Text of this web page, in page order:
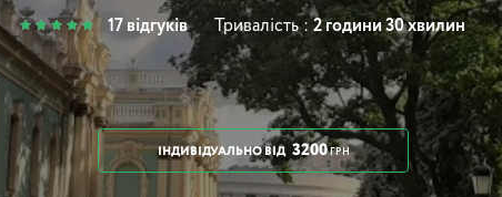
17 відгуків Тривалість :2 години 30 хвилин
ІНДИВІДУАЛЬНОВІД 3200 ГРН